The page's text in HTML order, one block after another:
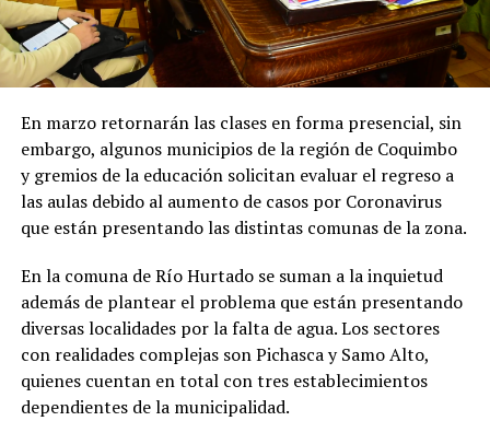
En marzo retornarán las clases en forma presencial, sin
embargo, algunos municipios de la región de Coquimbo
y gremios de la educación solicitan evaluar el regreso a
las aulas debido al aumento de casos por Coronavirus
que están presentando las distintas comunas de la zona.
En la comuna de Río Hurtado se suman a la inquietud
además de plantear el problema que están presentando
diversas localidades por la falta de agua. Los sectores
con realidades complejas son Pichasca y Samo Alto,
quienes cuentan en total con tres establecimientos
dependientes de la municipalidad.